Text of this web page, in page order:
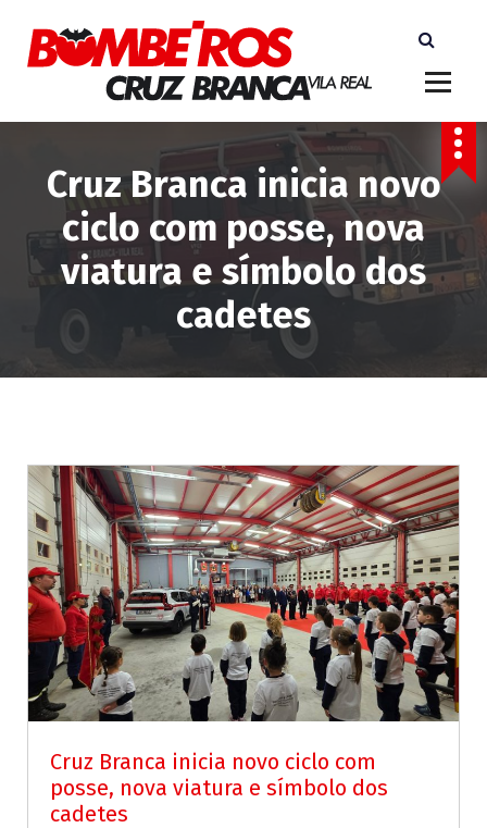
t
Cruz Branca inicia novo
ciclo com posse, nova
viatura e símbolo dos
cadetes
Cruz Branca inicia novo ciclo com
posse, nova viatura e símbolo dos
cadetes